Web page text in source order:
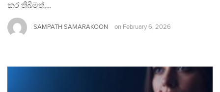
කර තිබීමත්,…
SAMPATH SAMARAKOON on February 6, 2026